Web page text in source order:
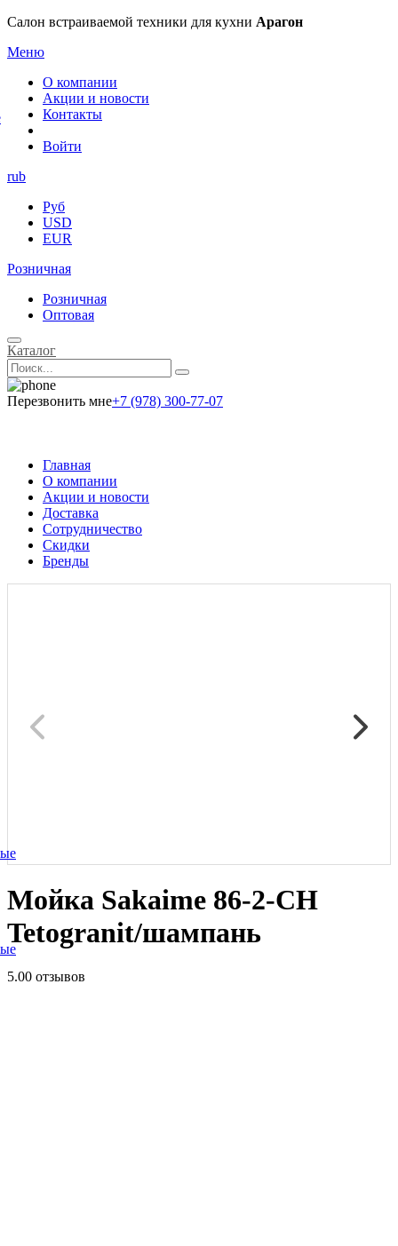
Салон встраиваемой техники для кухни Арагон
Меню
О компании
Акции и новости
Контакты
Войти
rub
Руб
USD
EUR
Розничная
Розничная
Оптовая
Каталог
Перезвонить мне+7 (978) 300-77-07
Главная
О компании
Акции и новости
Доставка
Сотрудничество
Скидки
Бренды
Мойка Sakaime 86-2-СH
Tetogranit/шампань
5.00 отзывов